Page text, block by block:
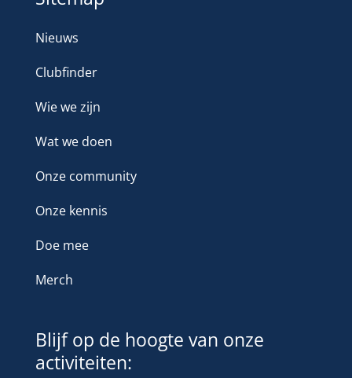
Nieuws
Clubfinder
Wie we zijn
Wat we doen
Onze community
Onze kennis
Doe mee
Merch
Blijf op de hoogte van onze
activiteiten: